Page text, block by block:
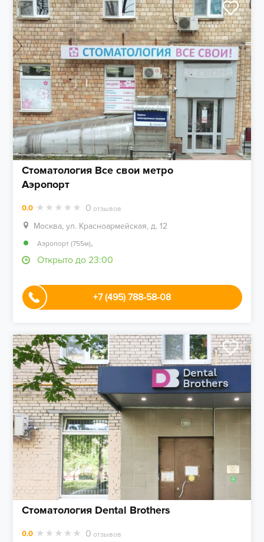
Стоматология Все свои метро
Аэропорт
0.0 0 отзывов
Москва, ул. Красноармейская, д. 12
Аэропорт (755м),
Открыто до 23:00
+7 (495) 788-58-08
Стоматология Dental Brothers
0.0 0 отзывов